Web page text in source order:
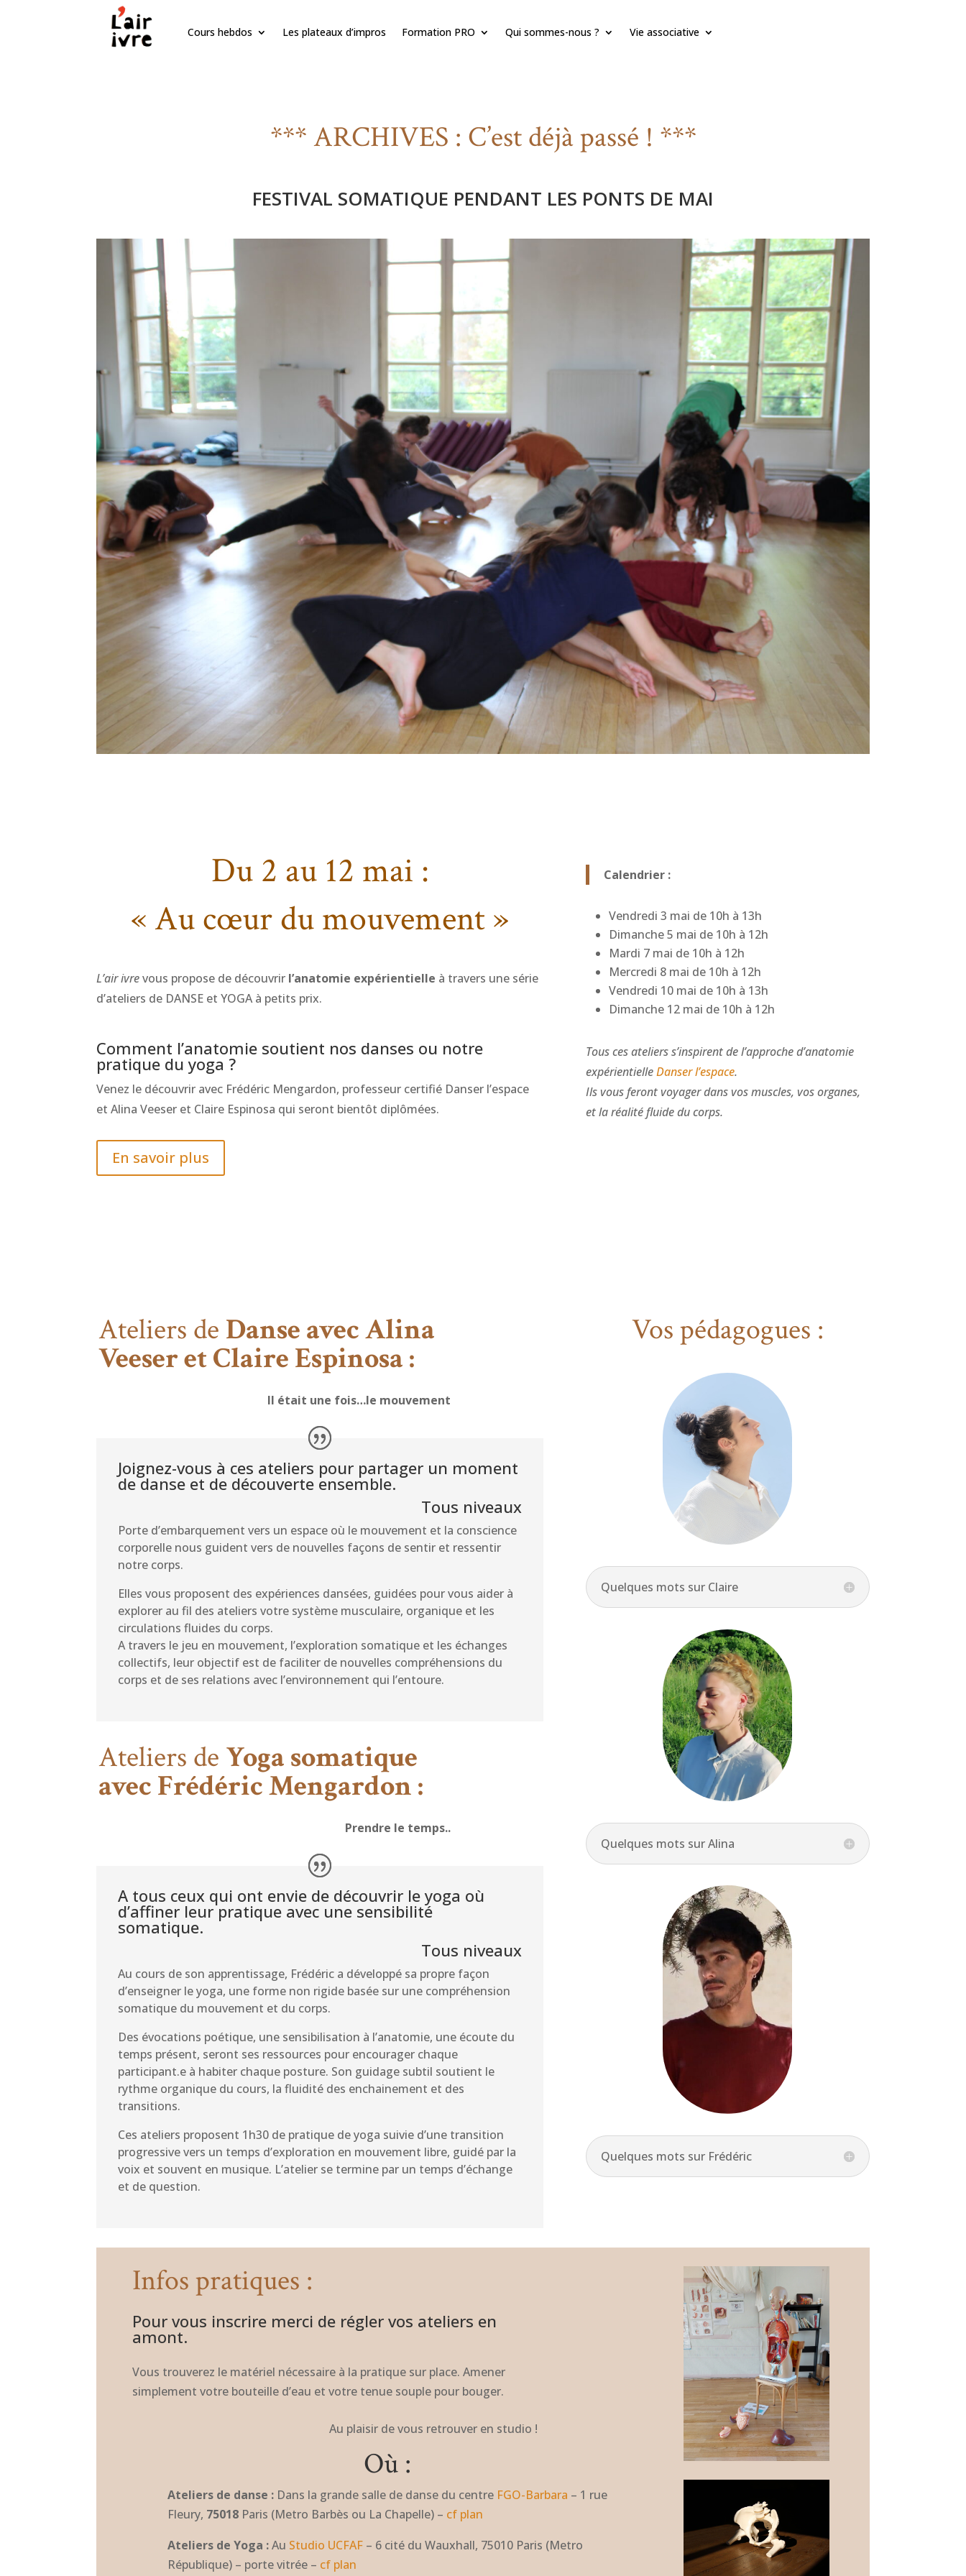
Cours hebdos Les plateaux d’impros Formation PRO Qui sommes-nous ? Vie associative
*** ARCHIVES : C’est déjà passé ! ***
FESTIVAL SOMATIQUE PENDANT LES PONTS DE MAI
Du 2 au 12 mai :
« Au cœur du mouvement »
L’air ivrevous propose de découvrir l’anatomie expérientielle à travers une série
d’ateliers de DANSE et YOGA à petits prix.
Comment l’anatomie soutient nos danses ou notre
pratique du yoga ?
Venez le découvrir avec Frédéric Mengardon, professeur certifié Danser l’espace
et Alina Veeser et Claire Espinosa qui seront bientôt diplômées.
En savoir plus
Calendrier :
Vendredi 3 mai de 10h à 13h
Dimanche 5 mai de 10h à 12h
Mardi 7 mai de 10h à 12h
Mercredi 8 mai de 10h à 12h
Vendredi 10 mai de 10h à 13h
Dimanche 12 mai de 10h à 12h
Tous ces ateliers s’inspirent de l’approche d’anatomie
expérientielleDanser l’espace.
Ils vous feront voyager dans vos muscles, vos organes,
et la réalité fluide du corps.
Ateliers de Danse avec Alina
Veeser et Claire Espinosa :
Il était une fois…le mouvement
Joignez-vous à ces ateliers pour partager un moment
de danse et de découverte ensemble.
Tous niveaux
Porte d’embarquement vers un espace où le mouvement et la conscience
corporelle nous guident vers de nouvelles façons de sentir et ressentir
notre corps.
Elles vous proposent des expériences dansées, guidées pour vous aider à
explorer au fil des ateliers votre système musculaire, organique et les
circulations fluides du corps.
A travers le jeu en mouvement, l’exploration somatique et les échanges
collectifs, leur objectif est de faciliter de nouvelles compréhensions du
corps et de ses relations avec l’environnement qui l’entoure.
Ateliers de Yoga somatique
avec Frédéric Mengardon :
Prendre le temps..
A tous ceux qui ont envie de découvrir le yoga où
d’affiner leur pratique avec une sensibilité
somatique.
Tous niveaux
Au cours de son apprentissage, Frédéric a développé sa propre façon
d’enseigner le yoga, une forme non rigide basée sur une compréhension
somatique du mouvement et du corps.
Des évocations poétique, une sensibilisation à l’anatomie, une écoute du
temps présent, seront ses ressources pour encourager chaque
participant.e à habiter chaque posture. Son guidage subtil soutient le
rythme organique du cours, la fluidité des enchainement et des
transitions.
Ces ateliers proposent 1h30 de pratique de yoga suivie d’une transition
progressive vers un temps d’exploration en mouvement libre, guidé par la
voix et souvent en musique. L’atelier se termine par un temps d’échange
et de question.
Vos pédagogues :
Quelques mots sur Claire
Quelques mots sur Alina
Quelques mots sur Frédéric
Infos pratiques :
Pour vous inscrire merci de régler vos ateliers en
amont.
Vous trouverez le matériel nécessaire à la pratique sur place. Amener
simplement votre bouteille d’eau et votre tenue souple pour bouger.
Au plaisir de vous retrouver en studio !
Où :
Ateliers de danse : Dans la grande salle de danse du centre FGO-Barbara – 1 rue
Fleury, 75018 Paris (Metro Barbès ou La Chapelle) – cf plan
Ateliers de Yoga :Au Studio UCFAF – 6 cité du Wauxhall, 75010 Paris (Metro
République) – porte vitrée – cf plan